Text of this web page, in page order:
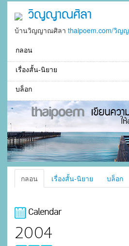
วิญญาณศิลา
บ้านวิญญาณศิลา thaipoem.com/วิญ
กลอน
เรื่องสั้น-นิยาย
บล็อก
กลอน เรื่องสั้น-นิยาย บล็อก
Calendar
2004